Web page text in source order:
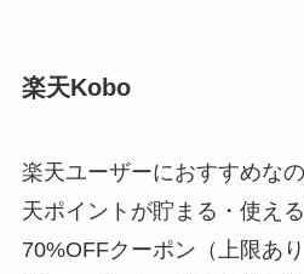
楽天Kobo
楽天ユーザーにおすすめな
天ポイントが貯まる・使え
70%OFFクーポン（上限あ